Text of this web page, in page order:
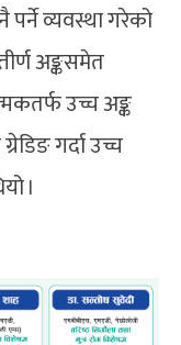
पर्ने व्यवस्था गरेको
अङ्कसमेत
उच्च अङ्क
गर्दा उच्च
।